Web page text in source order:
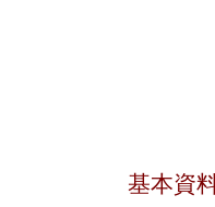
基本資